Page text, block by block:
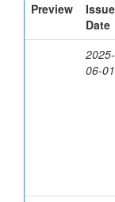
Preview
Issue
Date
2025-
06-01